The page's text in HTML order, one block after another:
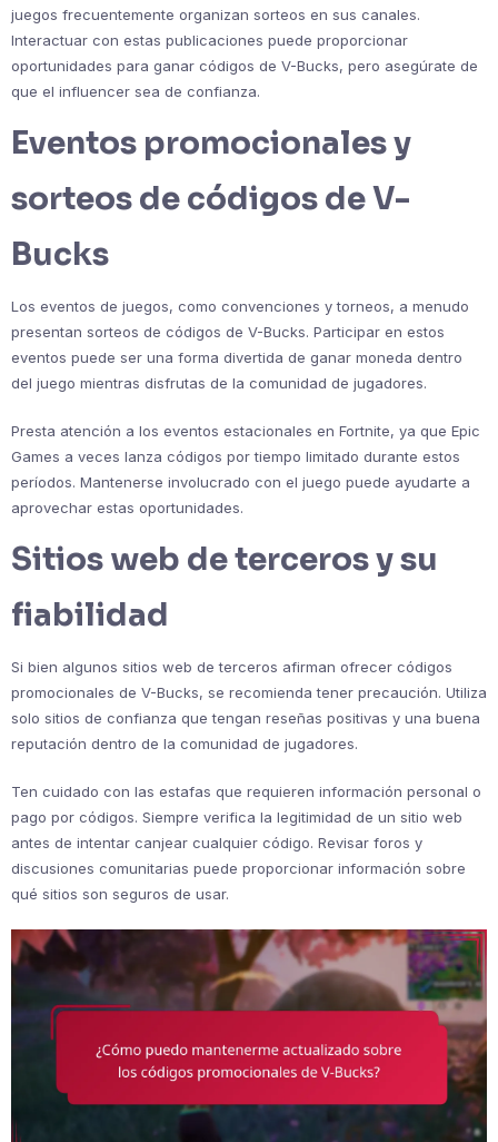
juegos frecuentemente organizan sorteos en sus canales.
Interactuar con estas publicaciones puede proporcionar
oportunidades para ganar códigos de V-Bucks, pero asegúrate de
que el influencer sea de confianza.
Eventos promocionales y
sorteos de códigos de V-
Bucks
Los eventos de juegos, como convenciones y torneos, a menudo
presentan sorteos de códigos de V-Bucks. Participar en estos
eventos puede ser una forma divertida de ganar moneda dentro
del juego mientras disfrutas de la comunidad de jugadores.
Presta atención a los eventos estacionales en Fortnite, ya que Epic
Games a veces lanza códigos por tiempo limitado durante estos
períodos. Mantenerse involucrado con el juego puede ayudarte a
aprovechar estas oportunidades.
Sitios web de terceros y su
fiabilidad
Si bien algunos sitios web de terceros afirman ofrecer códigos
promocionales de V-Bucks, se recomienda tener precaución. Utiliza
solo sitios de confianza que tengan reseñas positivas y una buena
reputación dentro de la comunidad de jugadores.
Ten cuidado con las estafas que requieren información personal o
pago por códigos. Siempre verifica la legitimidad de un sitio web
antes de intentar canjear cualquier código. Revisar foros y
discusiones comunitarias puede proporcionar información sobre
qué sitios son seguros de usar.